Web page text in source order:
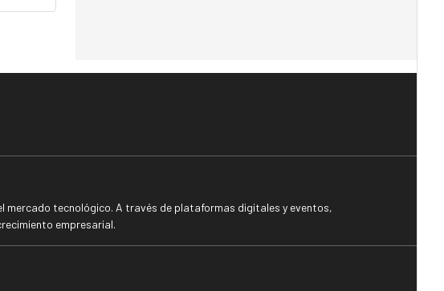
mercado tecnológico. A través de plataformas digitales y eventos,
empresarial.